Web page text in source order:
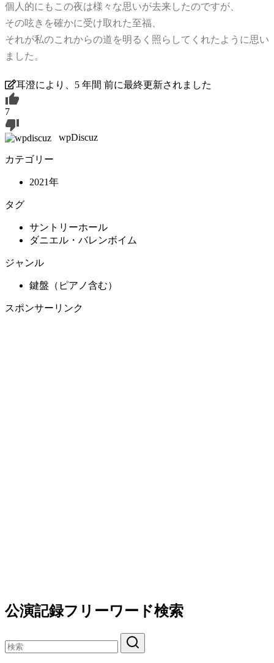
個人的にもこの夜は様々な思いが去来したのですが、
その呟きを確かに受け取れた至福、
それが私のこれからの道を明るく照らしてくれたように思い
ました。
耳澄により、5 年間 前に最終更新されました
7
wpDiscuz
カテゴリー
2021年
タグ
サントリーホール
ダニエル・バレンボイム
ジャンル
鍵盤（ピアノ含む）
スポンサーリンク
公演記録フリーワード検索